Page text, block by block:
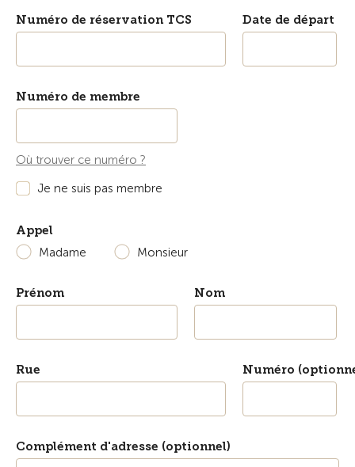
Numéro de réservation TCS Date de départ
Numéro de membre
Où trouver ce numéro ?
Je ne suis pas membre
Appel
Madame
Monsieur
Prénom Nom
Rue Numéro
Complément d'adresse (optionnel)